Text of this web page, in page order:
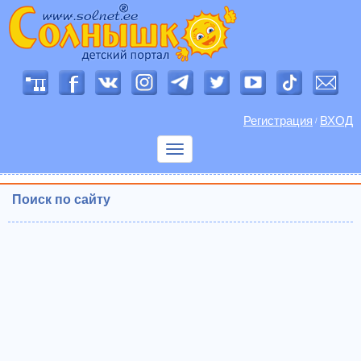
Регистрация / ВХОД
Показать
Поиск по сайту